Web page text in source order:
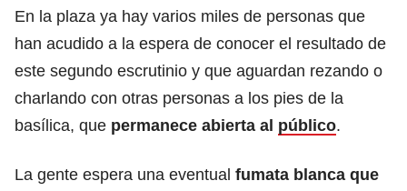
En la plaza ya hay varios miles de personas que
han acudido a la espera de conocer el resultado de
este segundo escrutinio y que aguardan rezando o
charlando con otras personas a los pies de la
basílica, que permanece abierta al público.
La gente espera una eventual fumata blanca que